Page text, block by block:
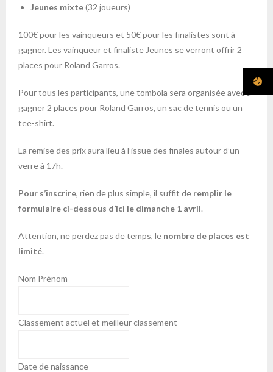
Jeunes mixte(32 joueurs)
100€ pour les vainqueurs et 50€ pour les finalistes sont à
gagner. Les vainqueur et finaliste Jeunes se verront offrir 2
places pour Roland Garros.
Pour tous les participants, une tombola sera organisée avec à
gagner 2 places pour Roland Garros, un sac de tennis ou un
tee-shirt.
La remise des prix aura lieu à l’issue des finales autour d’un
verre à 17h.
Pour s’inscrire, rien de plus simple, il suffit de remplir le
formulaire ci-dessous d’ici le dimanche 1 avril.
Attention, ne perdez pas de temps, le nombre de places est
limité.
Nom Prénom
Classement actuel et meilleur classement
Date de naissance